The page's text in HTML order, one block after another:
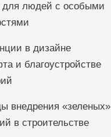
для людей с особыми
в дизайне
и благоустройстве
внедрения «зеленых»
в строительстве